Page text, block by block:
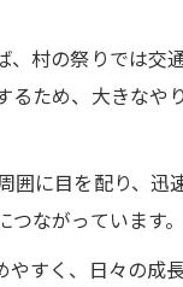
村の祭りでは交
ため、大きなや
囲に目を配り、迅
ながっています。
すく、日々の成